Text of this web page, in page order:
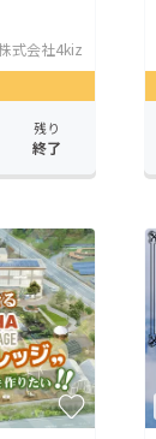
式会社4kiz
残り
終了